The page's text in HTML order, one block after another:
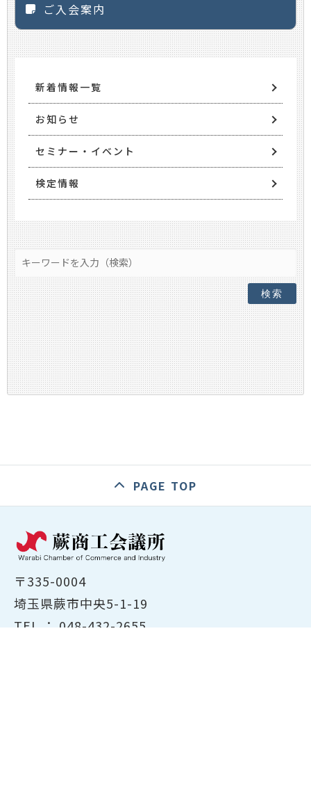
ご入会案内
新着情報一覧
お知らせ
セミナー・イベント
検定情報
検索
PAGE TOP
〒335-0004
埼玉県蕨市中央5-1-19
TEL ： 048-432-2655